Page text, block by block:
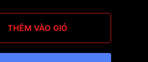
THÊM VÀO GIỎ